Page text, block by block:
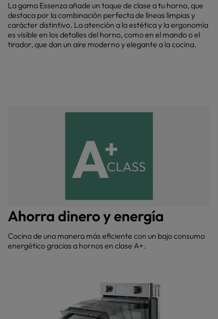
La gama Essenza añade un toque de clase a tu horno, que
destaca por la combinación perfecta de líneas limpias y
carácter distintivo. La atención a la estética y la ergonomía
es visible en los detalles del horno, como en el mando o el
tirador, que dan un aire moderno y elegante a la cocina.
Ahorra dinero y energía
Cocina de una manera más eficiente con un bajo consumo
energético gracias a hornos en clase A+.